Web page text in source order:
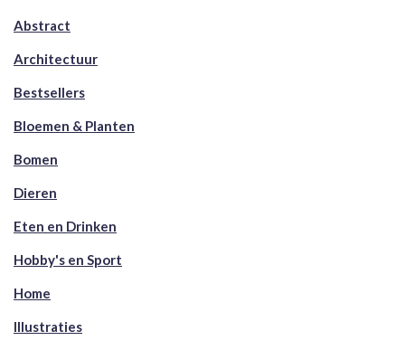
Abstract
Architectuur
Bestsellers
Bloemen & Planten
Bomen
Dieren
Eten en Drinken
Hobby's en Sport
Home
Illustraties